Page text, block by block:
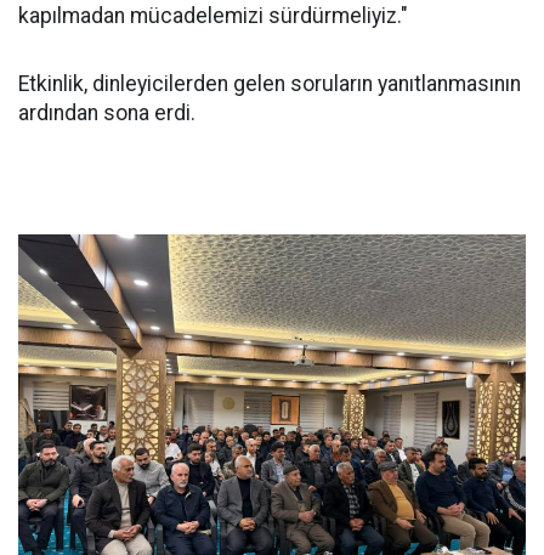
kapılmadan mücadelemizi sürdürmeliyiz."
Etkinlik, dinleyicilerden gelen soruların yanıtlanmasının
ardından sona erdi.